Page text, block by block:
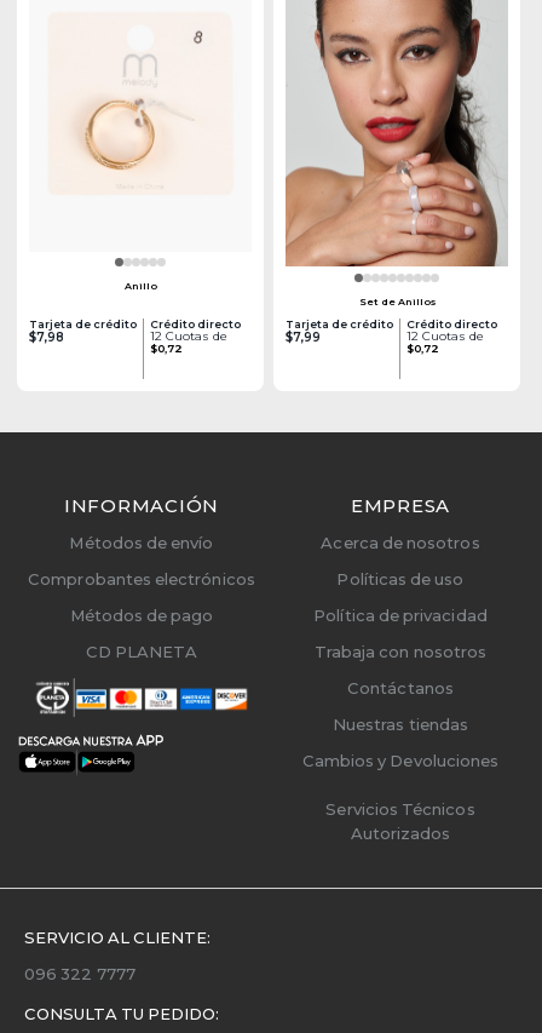
Anillo
Tarjeta de crédito
$7,98
Crédito directo
12 Cuotas de
$0,72
Set de Anillos
Tarjeta de crédito
$7,99
Crédito directo
12 Cuotas de
$0,72
INFORMACIÓN
Métodos de envío
Comprobantes electrónicos
Métodos de pago
CD PLANETA
EMPRESA
Acerca de nosotros
Políticas de uso
Política de privacidad
Trabaja con nosotros
Contáctanos
Nuestras tiendas
Cambios y Devoluciones
Servicios Técnicos
Autorizados
SERVICIO AL CLIENTE:
096 322 7777
CONSULTA TU PEDIDO: